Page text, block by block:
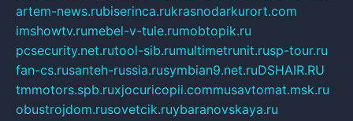
artem-news.rubiserinca.rukrasnodarkurort.com
imshowtv.rumebel-v-tule.rumobtopik.ru
pcsecurity.net.rutool-sib.rumultimetrunit.rusp-tour.ru
fan-cs.rusanteh-russia.rusymbian9.net.ruDSHAIR.RU
tmmotors.spb.ruxjocuricopii.commusavtomat.msk.ru
obustrojdom.rusovetcik.ruybaranovskaya.ru